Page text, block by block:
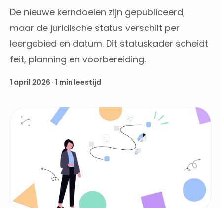
De nieuwe kerndoelen zijn gepubliceerd,
maar de juridische status verschilt per
leergebied en datum. Dit statuskader scheidt
feit, planning en voorbereiding.
1 april 2026 · 1 min leestijd